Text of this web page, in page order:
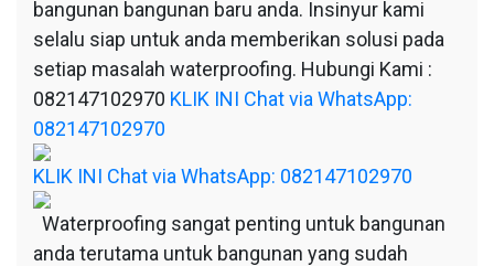
bangunan bangunan baru anda. Insinyur kami
selalu siap untuk anda memberikan solusi pada
setiap masalah waterproofing. Hubungi Kami :
082147102970 KLIK INI Chat via WhatsApp:
082147102970
KLIK INI Chat via WhatsApp: 082147102970
Waterproofing sangat penting untuk bangunan
anda terutama untuk bangunan yang sudah